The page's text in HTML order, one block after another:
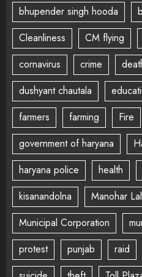
bhupender singh hooda
Cleanliness
CM flying
cornavirus
crime
dushyant chautala
farmers
farming Fire
government of haryana
haryana police
health
kisanandolna
Manohar
Municipal Corporation
protest
punjab raid